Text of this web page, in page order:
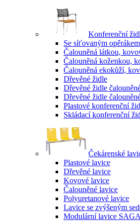
Konferenční
Se síťovaným opěrákem
Čalouněná látkou,
Čalouněná koženkou,
Čalouněná ekokůží,
Dřevěné židle
Dřevěné židle
Dřevěné židle
Plastové konferenční
Skládací konferenční
Čekárenské
Plastové lavice
Dřevěné lavice
Kovové lavice
Čalouněné lavice
Polyuretanové lavice
Lavice se zvýšeným
Modulární lavice SAGA